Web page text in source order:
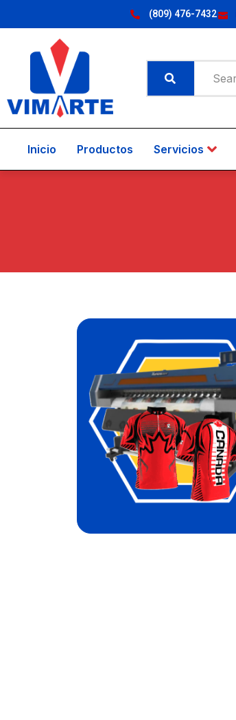
(809) 476-7432
Inicio Productos Servicios